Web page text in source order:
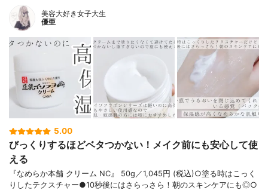
美容大好き女子大生
優亜
5.00
びっくりするほどベタつかない！メイク前にも安心して使
える
『なめらか本舗 クリーム NC』 50g／1,045円 (税込)○塗る時はこっく
りしたテクスチャー●10秒後にはさらっさら！朝のスキンケアにも◎○